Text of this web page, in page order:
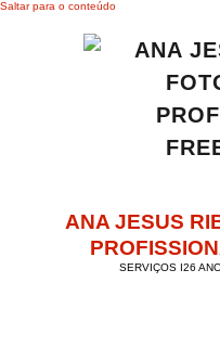
Saltar para o conteúdo
ANA JESUS
SERVIÇOS I26